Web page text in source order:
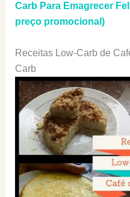
Carb Para Emagrecer
preço promocional)
Receitas Low-Carb de
Carb